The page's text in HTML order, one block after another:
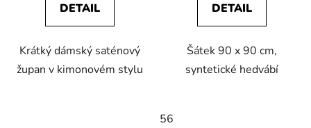
DETAIL
Krátký dámský saténový
župan v kimonovém stylu
DETAIL
Šátek 90 x 90 cm,
syntetické hedvábí
56